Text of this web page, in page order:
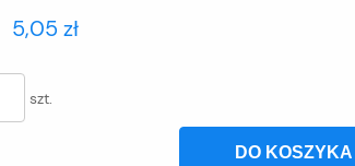
5,05 zł
szt.
DO KOSZYKA